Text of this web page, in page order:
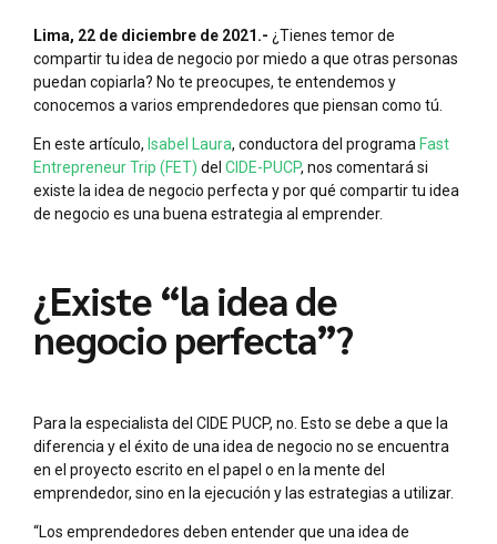
Lima, 22 de diciembre de 2021.- ¿Tienes temor de
compartir tu idea de negocio por miedo a que otras personas
puedan copiarla? No te preocupes, te entendemos y
conocemos a varios emprendedores que piensan como tú.
En este artículo, Isabel Laura, conductora del programa Fast
Entrepreneur Trip (FET) del CIDE-PUCP, nos comentará si
existe la idea de negocio perfecta y por qué compartir tu idea
de negocio es una buena estrategia al emprender.
¿Existe “la idea de
negocio perfecta”?
Para la especialista del CIDE PUCP, no. Esto se debe a que la
diferencia y el éxito de una idea de negocio no se encuentra
en el proyecto escrito en el papel o en la mente del
emprendedor, sino en la ejecución y las estrategias a utilizar.
“Los emprendedores deben entender que una idea de